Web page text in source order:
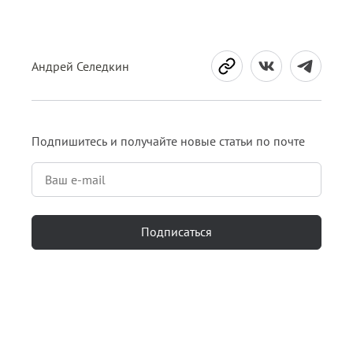
Андрей Селедкин
Подпишитесь и получайте новые статьи по почте
Подписаться